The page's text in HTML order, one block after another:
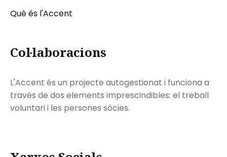
Què és l'Accent
Col·laboracions
L'Accent és un projecte autogestionat i funciona a
través de dos elements imprescindibles: el treball
voluntari i les persones sòcies.